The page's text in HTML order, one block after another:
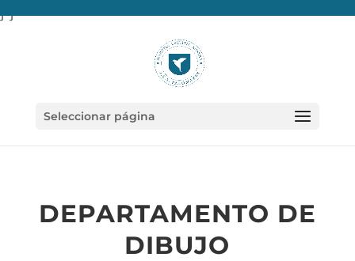
} }
Seleccionar página
DEPARTAMENTO DE
DIBUJO